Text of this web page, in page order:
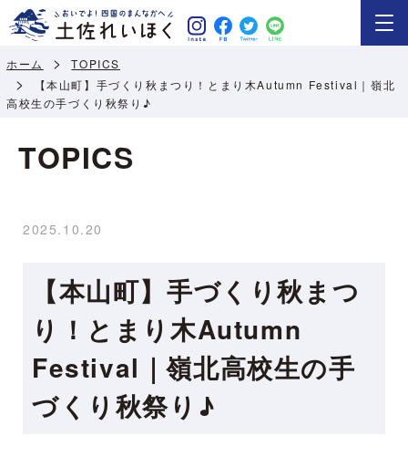
ホーム
TOPICS
【本山町】手づくり秋まつり！とまり木Autumn Festival｜嶺北
高校生の手づくり秋祭り♪
TOPICS
2025.10.20
【本山町】手づくり秋まつ
り！とまり木Autumn
Festival｜嶺北高校生の手
づくり秋祭り♪